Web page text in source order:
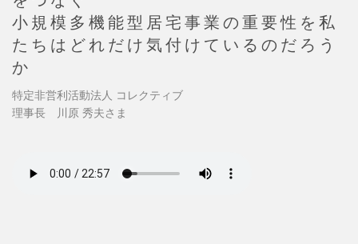
小規模多機能型居宅事業の重要性を私
たちはどれだけ気付けているのだろう
か
特定非営利活動法人 コレクティブ
理事長 川原 秀夫さま